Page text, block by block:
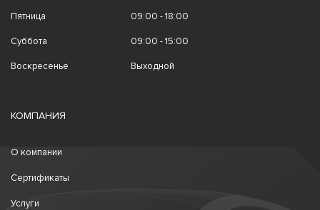
Пятница 09:00 - 18:00
Суббота 09:00 - 15:00
Воскресенье Выходной
КОМПАНИЯ
О компании
Сертификаты
Услуги